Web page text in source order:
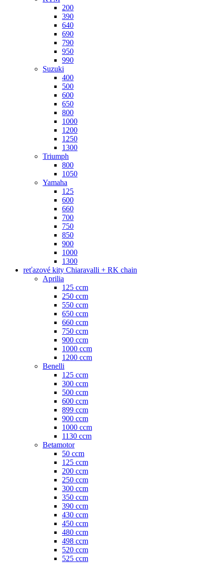
200
390
640
690
790
950
990
Suzuki
400
500
600
650
800
1000
1200
1250
1300
Triumph
800
1050
Yamaha
125
600
660
700
750
850
900
1000
1300
reťazové kity Chiaravalli + RK chain
Aprilia
125 ccm
250 ccm
550 ccm
650 ccm
660 ccm
750 ccm
900 ccm
1000 ccm
1200 ccm
Benelli
125 ccm
300 ccm
500 ccm
600 ccm
899 ccm
900 ccm
1000 ccm
1130 ccm
Betamotor
50 ccm
125 ccm
200 ccm
250 ccm
300 ccm
350 ccm
390 ccm
430 ccm
450 ccm
480 ccm
498 ccm
520 ccm
525 ccm